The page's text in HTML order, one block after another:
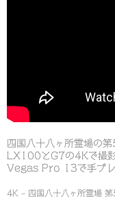
四国八十八ヶ所霊場の
LX100とG7の4Kで撮
Vegas Pro 13で手ブレ
4K – 四国八十八ヶ所霊場